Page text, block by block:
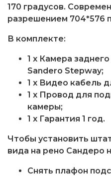
170 градусов.
разрешением 704*576
В комплекте:
1 x Камера
Sandero Stepway;
1 x Видео кабель
1 x Провод для
камеры;
1 x Гарантия 1 год.
Чтобы установить
вида на рено Сандеро
Снять плафон